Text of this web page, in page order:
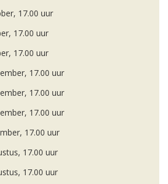
17.00 uur
17.00 uur
17.00 uur
17.00 uur
17.00 uur
17.00 uur
17.00 uur
17.00 uur
17.00 uur